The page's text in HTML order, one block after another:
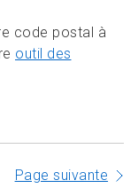
code postal à
outil des
Page suivante